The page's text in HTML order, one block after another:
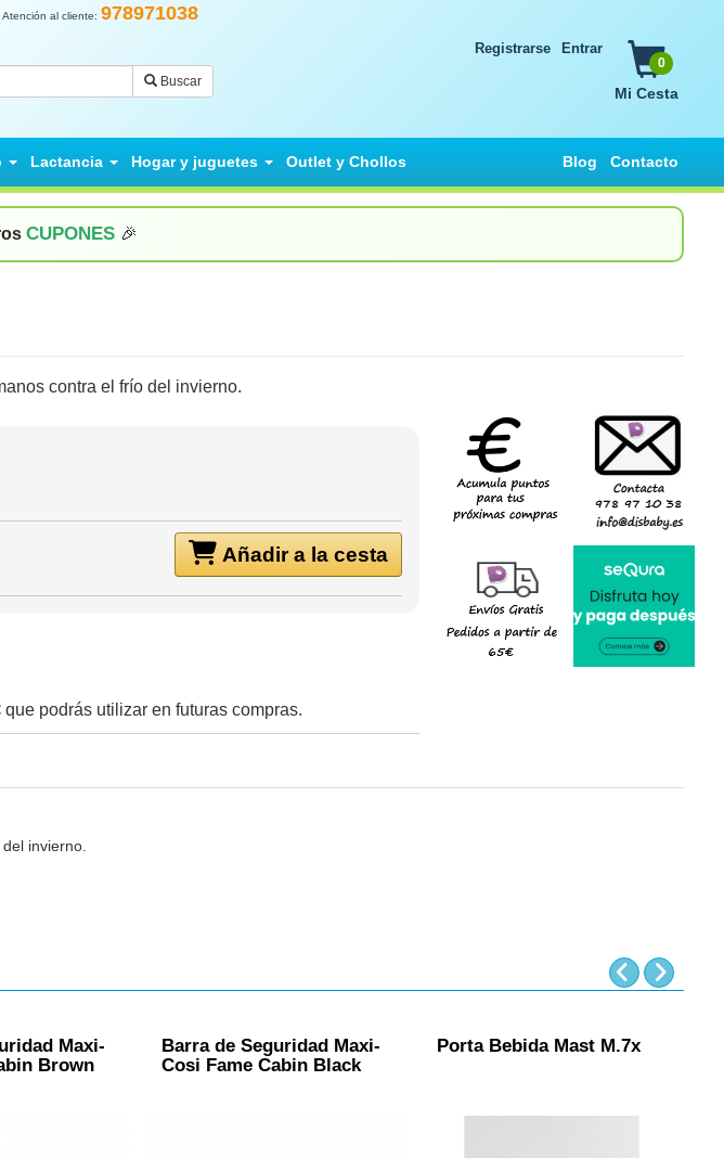
Atención al cliente: 978971038
Buscar
0
Mi Cesta
Registrarse Entrar
Lactancia Hogar y juguetes Outlet y Chollos Contacto
Blog
CUPONES 🎉
contra el frío del invierno.
Añadir a la cesta
que podrás utilizar en futuras compras.
invierno.
Maxi-
Brown
Barra de Seguridad Maxi-
Cosi Fame Cabin Black
Porta Bebida Mast M.7x